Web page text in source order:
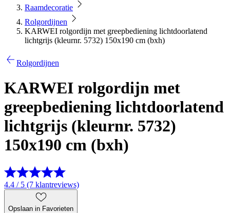
Raamdecoratie
Rolgordijnen
KARWEI rolgordijn met greepbediening lichtdoorlatend
lichtgrijs (kleurnr. 5732) 150x190 cm (bxh)
Rolgordijnen
KARWEI rolgordijn met
greepbediening lichtdoorlatend
lichtgrijs (kleurnr. 5732)
150x190 cm (bxh)
4.4 / 5 (7 klantreviews)
Opslaan in Favorieten